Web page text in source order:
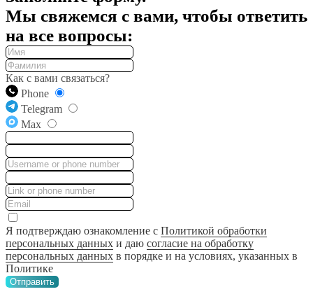
Мы свяжемся с вами, чтобы ответить
на все вопросы:
Как с вами связаться?
Phone
Telegram
Max
Я подтверждаю ознакомление с Политикой обработки
персональных данных и даю согласие на обработку
персональных данных в порядке и на условиях, указанных в
Политике
Отправить